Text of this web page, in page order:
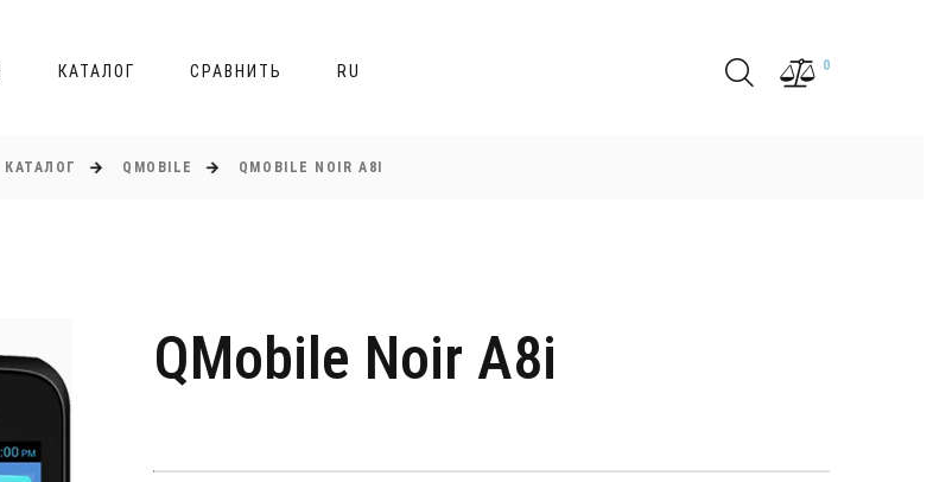
КАТАЛОГ СРАВНИТЬ RU 0
КАТАЛОГ QMOBILE QMOBILE NOIR A8I
QMobile Noir A8i